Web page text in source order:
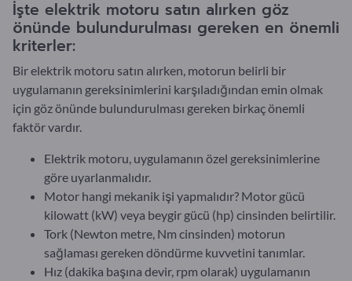
İşte elektrik motoru satın alırken göz
önünde bulundurulması gereken en önemli
kriterler:
Bir elektrik motoru satın alırken, motorun belirli bir
uygulamanın gereksinimlerini karşıladığından emin olmak
için göz önünde bulundurulması gereken birkaç önemli
faktör vardır.
Elektrik motoru, uygulamanın özel gereksinimlerine
göre uyarlanmalıdır.
Motor hangi mekanik işi yapmalıdır? Motor gücü
kilowatt (kW) veya beygir gücü (hp) cinsinden belirtilir.
Tork (Newton metre, Nm cinsinden) motorun
sağlaması gereken döndürme kuvvetini tanımlar.
Hız (dakika başına devir, rpm olarak) uygulamanın